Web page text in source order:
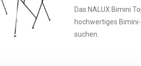
Das NALUX Bimini
hochwertiges
suchen.